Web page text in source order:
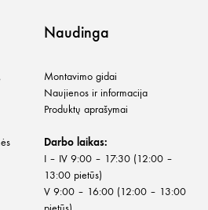
Naudinga
Montavimo gidai
Naujienos ir informacija
Produktų aprašymai
Darbo laikas:
I – IV 9:00 – 17:30 (12:00 –
13:00 pietūs)
V 9:00 – 16:00 (12:00 – 13:00